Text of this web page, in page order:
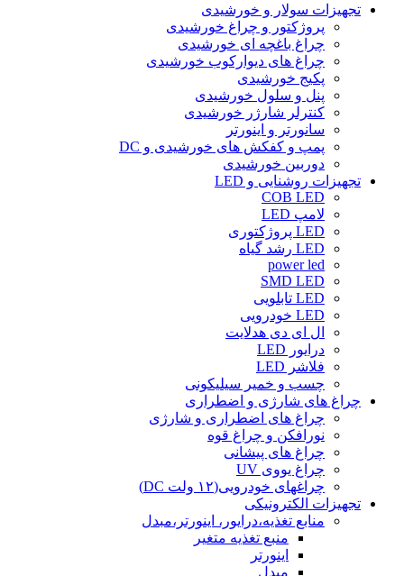
تجهیزات سولار و خورشیدی
پروژکتور و چراغ خورشیدی
چراغ باغچه ای خورشیدی
چراغ های دیوارکوب خورشیدی
پکیج خورشیدی
پنل و سلول خورشیدی
کنترلر شارژر خورشیدی
سانورتر و اینورتر
پمپ و کفکش های خورشیدی و DC
دوربین خورشیدی
تجهیزات روشنایی و LED
COB LED
لامپ LED
LED پروژکتوری
LED رشد گیاه
power led
SMD LED
LED تابلویی
LED خودرویی
ال ای دی هدلایت
درایور LED
فلاشر LED
چسب و خمیر سیلیکونی
چراغ های شارژی و اضطراری
چراغ های اضطراری و شارژی
نورافکن و چراغ قوه
چراغ های پیشانی
چراغ یووی UV
چراغهای خودرویی(۱۲ ولت DC)
تجهیزات الکترونیکی
منابع تغذیه،درایور، اینورتر،مبدل
منبع تغذیه متغیر
اینورتر
مبدل